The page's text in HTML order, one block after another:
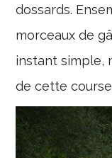
dossards.
morceaux de
instant simple,
de cette